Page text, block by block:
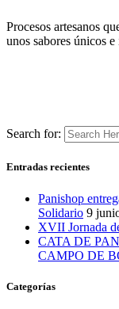
Procesos artesanos
unos sabores únicos
Search for:
Entradas recientes
Panishop
Solidario 9
XVII Jornada
CATA DE
CAMPO DE
Categorías